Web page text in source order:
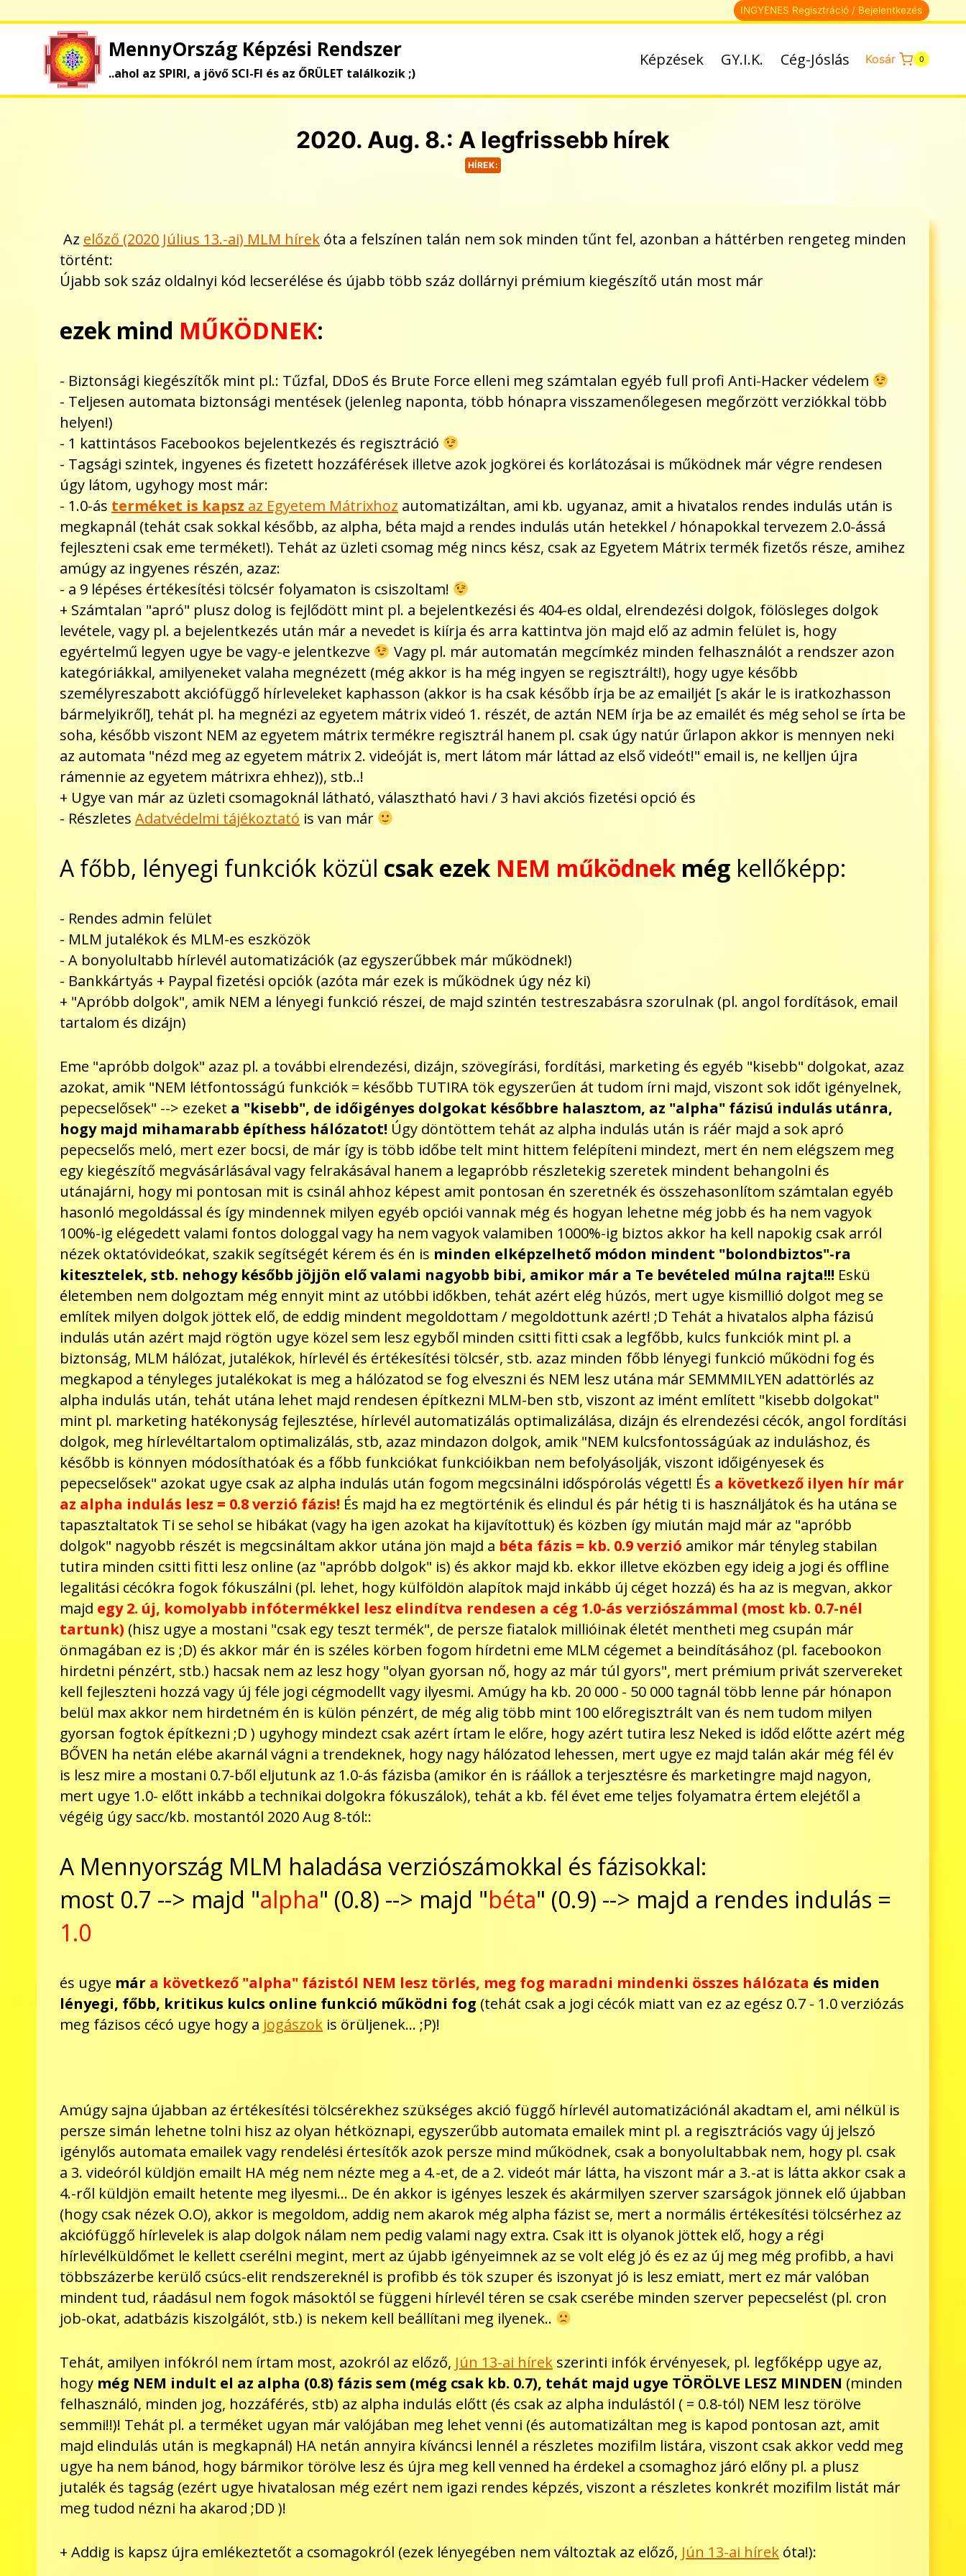
to
INGYENES Regisztráció / Bejelentkezés
MennyOrszág Képzési Rendszer
..ahol az SPIRI, a jövő SCI-FI és az ŐRÜLET találkozik ;)
Képzések GY.I.K. Cég-Jóslás Kosár 0
2020. Aug. 8.: A legfrissebb hírek
HÍREK:
Az előző (2020 Július 13.-ai) MLM hírek óta a felszínen talán nem sok minden tűnt fel, azonban a háttérben rengeteg minden
történt:
Újabb sok száz oldalnyi kód lecserélése és újabb több száz dollárnyi prémium kiegészítő után most már
ezek mind MŰKÖDNEK:
- Biztonsági kiegészítők mint pl.: Tűzfal, DDoS és Brute Force elleni meg számtalan egyéb full profi Anti-Hacker védelem
- Teljesen automata biztonsági mentések (jelenleg naponta, több hónapra visszamenőlegesen megőrzött verziókkal több
helyen!)
- 1 kattintásos Facebookos bejelentkezés és regisztráció
- Tagsági szintek, ingyenes és fizetett hozzáférések illetve azok jogkörei és korlátozásai is működnek már végre rendesen
úgy látom, ugyhogy most már:
- 1.0-ás terméket is kapsz az Egyetem Mátrixhoz automatizáltan, ami kb. ugyanaz, amit a hivatalos rendes indulás után is
megkapnál (tehát csak sokkal később, az alpha, béta majd a rendes indulás után hetekkel / hónapokkal tervezem 2.0-ássá
fejleszteni csak eme terméket!). Tehát az üzleti csomag még nincs kész, csak az Egyetem Mátrix termék fizetős része, amihez
amúgy az ingyenes részén, azaz:
- a 9 lépéses értékesítési tölcsér folyamaton is csiszoltam!
+ Számtalan "apró" plusz dolog is fejlődött mint pl. a bejelentkezési és 404-es oldal, elrendezési dolgok, fölösleges dolgok
levétele, vagy pl. a bejelentkezés után már a nevedet is kiírja és arra kattintva jön majd elő az admin felület is, hogy
egyértelmű legyen ugye be vagy-e jelentkezve
Vagy pl. már automatán megcímkéz minden felhasználót a rendszer azon
kategóriákkal, amilyeneket valaha megnézett (még akkor is ha még ingyen se regisztrált!), hogy ugye később
személyreszabott akciófüggő hírleveleket kaphasson (akkor is ha csak később írja be az emailjét [s akár le is iratkozhasson
bármelyikről], tehát pl. ha megnézi az egyetem mátrix videó 1. részét, de aztán NEM írja be az emailét és még sehol se írta be
soha, később viszont NEM az egyetem mátrix termékre regisztrál hanem pl. csak úgy natúr űrlapon akkor is mennyen neki
az automata "nézd meg az egyetem mátrix 2. videóját is, mert látom már láttad az első videót!" email is, ne kelljen újra
rámennie az egyetem mátrixra ehhez)), stb..!
+ Ugye van már az üzleti csomagoknál látható, választható havi / 3 havi akciós fizetési opció és
- Részletes Adatvédelmi tájékoztató is van már
A főbb, lényegi funkciók közül csak ezek NEM működnekmég kellőképp:
- Rendes admin felület
- MLM jutalékok és MLM-es eszközök
- A bonyolultabb hírlevél automatizációk (az egyszerűbbek már működnek!)
- Bankkártyás + Paypal fizetési opciók (azóta már ezek is működnek úgy néz ki)
+ "Apróbb dolgok", amik NEM a lényegi funkció részei, de majd szintén testreszabásra szorulnak (pl. angol fordítások, email
tartalom és dizájn)
Eme "apróbb dolgok" azaz pl. a további elrendezési, dizájn, szövegírási, fordítási, marketing és egyéb "kisebb" dolgokat, azaz
azokat, amik "NEM létfontosságú funkciók = később TUTIRA tök egyszerűen át tudom írni majd, viszont sok időt igényelnek,
pepecselősek" --> ezeket a "kisebb", de időigényes dolgokat későbbre halasztom, az "alpha" fázisú indulás utánra,
hogy majd mihamarabb építhess hálózatot! Úgy döntöttem tehát az alpha indulás után is ráér majd a sok apró
pepecselős meló, mert ezer bocsi, de már így is több időbe telt mint hittem felépíteni mindezt, mert én nem elégszem meg
egy kiegészítő megvásárlásával vagy felrakásával hanem a legapróbb részletekig szeretek mindent behangolni és
utánajárni, hogy mi pontosan mit is csinál ahhoz képest amit pontosan én szeretnék és összehasonlítom számtalan egyéb
hasonló megoldással és így mindennek milyen egyéb opciói vannak még és hogyan lehetne még jobb és ha nem vagyok
100%-ig elégedett valami fontos dologgal vagy ha nem vagyok valamiben 1000%-ig biztos akkor ha kell napokig csak arról
nézek oktatóvideókat, szakik segítségét kérem és én is minden elképzelhető módon mindent "bolondbiztos"-ra
kitesztelek, stb. nehogy később jöjjön elő valami nagyobb bibi, amikor már a Te bevételed múlna rajta!!! Eskü
életemben nem dolgoztam még ennyit mint az utóbbi időkben, tehát azért elég húzós, mert ugye kismillió dolgot meg se
említek milyen dolgok jöttek elő, de eddig mindent megoldottam / megoldottunk azért! ;D Tehát a hivatalos alpha fázisú
indulás után azért majd rögtön ugye közel sem lesz egyből minden csitti fitti csak a legfőbb, kulcs funkciók mint pl. a
biztonság, MLM hálózat, jutalékok, hírlevél és értékesítési tölcsér, stb. azaz minden főbb lényegi funkció működni fog és
megkapod a tényleges jutalékokat is meg a hálózatod se fog elveszni és NEM lesz utána már SEMMMILYEN adattörlés az
alpha indulás után, tehát utána lehet majd rendesen építkezni MLM-ben stb, viszont az imént említett "kisebb dolgokat"
mint pl. marketing hatékonyság fejlesztése, hírlevél automatizálás optimalizálása, dizájn és elrendezési cécók, angol fordítási
dolgok, meg hírlevéltartalom optimalizálás, stb, azaz mindazon dolgok, amik "NEM kulcsfontosságúak az induláshoz, és
később is könnyen módosíthatóak és a főbb funkciókat funkcióikban nem befolyásolják, viszont időigényesek és
pepecselősek" azokat ugye csak az alpha indulás után fogom megcsinálni időspórolás végett! És a következő ilyen hír már
az alpha indulás lesz = 0.8 verzió fázis! És majd ha ez megtörténik és elindul és pár hétig ti is használjátok és ha utána se
tapasztaltatok Ti se sehol se hibákat (vagy ha igen azokat ha kijavítottuk) és közben így miután majd már az "apróbb
dolgok" nagyobb részét is megcsináltam akkor utána jön majd a béta fázis = kb. 0.9 verzió amikor már tényleg stabilan
tutira minden csitti fitti lesz online (az "apróbb dolgok" is) és akkor majd kb. ekkor illetve eközben egy ideig a jogi és offline
legalitási cécókra fogok fókuszálni (pl. lehet, hogy külföldön alapítok majd inkább új céget hozzá) és ha az is megvan, akkor
majd egy 2. új, komolyabb infótermékkel lesz elindítva rendesen a cég 1.0-ás verziószámmal (most kb. 0.7-nél
tartunk) (hisz ugye a mostani "csak egy teszt termék", de persze fiatalok millióinak életét mentheti meg csupán már
önmagában ez is ;D) és akkor már én is széles körben fogom hírdetni eme MLM cégemet a beindításához (pl. facebookon
hirdetni pénzért, stb.) hacsak nem az lesz hogy "olyan gyorsan nő, hogy az már túl gyors", mert prémium privát szervereket
kell fejleszteni hozzá vagy új féle jogi cégmodellt vagy ilyesmi. Amúgy ha kb. 20 000 - 50 000 tagnál több lenne pár hónapon
belül max akkor nem hirdetném én is külön pénzért, de még alig több mint 100 előregisztrált van és nem tudom milyen
gyorsan fogtok építkezni ;D ) ugyhogy mindezt csak azért írtam le előre, hogy azért tutira lesz Neked is időd előtte azért még
BŐVEN ha netán elébe akarnál vágni a trendeknek, hogy nagy hálózatod lehessen, mert ugye ez majd talán akár még fél év
is lesz mire a mostani 0.7-ből eljutunk az 1.0-ás fázisba (amikor én is ráállok a terjesztésre és marketingre majd nagyon,
mert ugye 1.0- előtt inkább a technikai dolgokra fókuszálok), tehát a kb. fél évet eme teljes folyamatra értem elejétől a
végéig úgy sacc/kb. mostantól 2020 Aug 8-tól::
A Mennyország MLM haladása verziószámokkal és fázisokkal:
most 0.7 --> majd "alpha" (0.8) --> majd "béta" (0.9) --> majd a rendes indulás =
1.0
és ugye már a következő "alpha" fázistól NEM lesz törlés, meg fog maradni mindenki összes hálózata és miden
lényegi, főbb, kritikus kulcs online funkció működni fog (tehát csak a jogi cécók miatt van ez az egész 0.7 - 1.0 verziózás
meg fázisos cécó ugye hogy a jogászok is örüljenek... ;P)!
Amúgy sajna újabban az értékesítési tölcsérekhez szükséges akció függő hírlevél automatizációnál akadtam el, ami nélkül is
persze simán lehetne tolni hisz az olyan hétköznapi, egyszerűbb automata emailek mint pl. a regisztrációs vagy új jelszó
igénylős automata emailek vagy rendelési értesítők azok persze mind működnek, csak a bonyolultabbak nem, hogy pl. csak
a 3. videóról küldjön emailt HA még nem nézte meg a 4.-et, de a 2. videót már látta, ha viszont már a 3.-at is látta akkor csak a
4.-ről küldjön emailt hetente meg ilyesmi... De én akkor is igényes leszek és akármilyen szerver szarságok jönnek elő újabban
(hogy csak nézek O.O), akkor is megoldom, addig nem akarok még alpha fázist se, mert a normális értékesítési tölcsérhez az
akciófüggő hírlevelek is alap dolgok nálam nem pedig valami nagy extra. Csak itt is olyanok jöttek elő, hogy a régi
hírlevélküldőmet le kellett cserélni megint, mert az újabb igényeimnek az se volt elég jó és ez az új meg még profibb, a havi
többszázerbe kerülő csúcs-elit rendszereknél is profibb és tök szuper és iszonyat jó is lesz emiatt, mert ez már valóban
mindent tud, ráadásul nem fogok másoktól se függeni hírlevél téren se csak cserébe minden szerver pepecselést (pl. cron
job-okat, adatbázis kiszolgálót, stb.) is nekem kell beállítani meg ilyenek..
Tehát, amilyen infókról nem írtam most, azokról az előző, Jún 13-ai hírek szerinti infók érvényesek, pl. legfőképp ugye az,
hogy még NEM indult el az alpha (0.8) fázis sem (még csak kb. 0.7), tehát majd ugye TÖRÖLVE LESZ MINDEN (minden
felhasználó, minden jog, hozzáférés, stb) az alpha indulás előtt (és csak az alpha indulástól ( = 0.8-tól) NEM lesz törölve
semmi!!)! Tehát pl. a terméket ugyan már valójában meg lehet venni (és automatizáltan meg is kapod pontosan azt, amit
majd elindulás után is megkapnál) HA netán annyira kíváncsi lennél a részletes mozifilm listára, viszont csak akkor vedd meg
ugye ha nem bánod, hogy bármikor törölve lesz és újra meg kell venned ha érdekel a csomaghoz járó előny pl. a plusz
jutalék és tagság (ezért ugye hivatalosan még ezért nem igazi rendes képzés, viszont a részletes konkrét mozifilm listát már
meg tudod nézni ha akarod ;DD )!
+ Addig is kapsz újra emlékeztetőt a csomagokról (ezek lényegében nem változtak az előző, Jún 13-ai hírek óta!):